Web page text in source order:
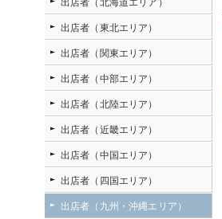
出店者（東北エリア）
出店者（関東エリア）
出店者（中部エリア）
出店者（北陸エリア）
出店者（近畿エリア）
出店者（中国エリア）
出店者（四国エリア）
出店者（九州・沖縄エリア）